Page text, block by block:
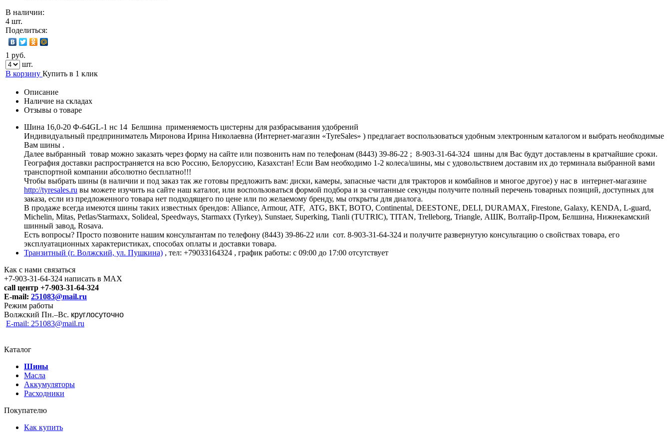
В наличии:
4 шт.
Поделиться:
1 руб.
шт.
В корзину Купить в 1 клик
Описание
Наличие на складах
Отзывы о товаре
Шина 16,0-20 Ф-64GL-1 нс 14 Белшина применяемость цистерны для разбрасывания удобрений
Индивидуальный предприниматель Миронова Ирина Николаевна (Интернет-магазин «TyreSales» ) предлагает воспользоваться удобным электронным каталогом и выбрать необходимые
Вам шины .
Далее выбранный товар можно заказать через форму на сайте или позвонить нам по телефонам (8443) 39-86-22 ; 8-903-31-64-324 шины для Вас будут доставлены в кратчайшие сроки.
География доставки распространяется на всю Россию, Белоруссию, Казахстан! Если Вам необходимо 1-2 колеса/шины, мы с удовольствием доставим их до терминала выбранной вами
транспортной компании абсолютно бесплатно!!!
Чтобы выбрать шины (в наличии и под заказ так же готовы предложить вам: диски, камеры, запасные части для тракторов и комбайнов и многое другое) у нас в интернет-магазине
http://tyresales.ru вы можете изучить на сайте наш каталог, или воспользоваться формой подбора и за считанные секунды получите полный перечень товарных позиций, доступных для
заказа, если из предложенного товара нет подходящего по цене или по желаемому бренду, мы открыты для диалога.
В продаже всегда имеются шины таких известных брендов: Alliance, Armour, ATF, ATG, BKT, BOTO, Continental, DEESTONE, DELI, DURAMAX, Firestone, Galaxy, KENDA, L-guard,
Michelin, Mitas, Petlas/Starmaxx, Solideal, Speedways, Starmaxx (Tyrkey), Sunstaer, Superking, Tianli (TUTRIC), TITAN, Trelleborg, Triangle, АШК, Волтайр-Пром, Белшина, Нижнекамский
шинный завод, Rosava.
Есть вопросы? Просто позвоните нашим консультантам по телефону (8443) 39-86-22 или сот. 8-903-31-64-324 и получите развернутую консультацию о свойствах товара, его
эксплуатационных характеристиках, способах оплаты и доставки товара.
Транзитный (г. Волжский, ул. Пушкина) , тел: +79033164324 , график работы: с 09:00 до 17:00 отсутствует
Как с нами связаться
+7-903-31-64-324 написать в MAX
call центр +7-903-31-64-324
E-mail: 251083@mail.ru
Режим работы
Волжский Пн.–Вс. круглосуточно
E-mail: 251083@mail.ru
Каталог
Шины
Масла
Аккумуляторы
Расходники
Покупателю
Как купить